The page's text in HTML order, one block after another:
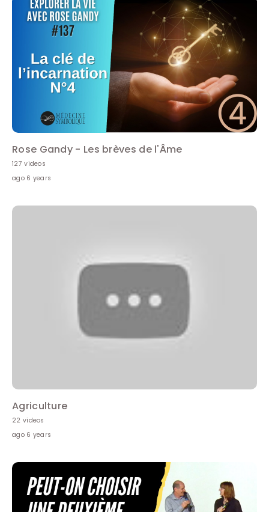
Rose Gandy - Les brèves de l'Âme
127 videos
ago 6 years
Agriculture
22 videos
ago 6 years